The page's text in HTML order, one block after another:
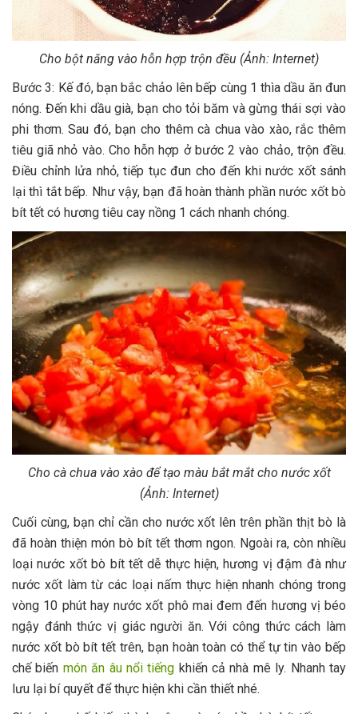
Cho bột năng vào hỗn hợp trộn đều (Ảnh: Internet)
Bước 3: Kế đó, bạn bắc chảo lên bếp cùng 1 thìa dầu ăn đun
nóng. Đến khi dầu già, bạn cho tỏi băm và gừng thái sợi vào
phi thơm. Sau đó, bạn cho thêm cà chua vào xào, rắc thêm
tiêu giã nhỏ vào. Cho hỗn hợp ở bước 2 vào chảo, trộn đều.
Điều chỉnh lửa nhỏ, tiếp tục đun cho đến khi nước xốt sánh
lại thì tắt bếp. Như vậy, bạn đã hoàn thành phần nước xốt bò
bít tết có hương tiêu cay nồng 1 cách nhanh chóng.
Cho cà chua vào xào để tạo màu bắt mắt cho nước xốt
(Ảnh: Internet)
Cuối cùng, bạn chỉ cần cho nước xốt lên trên phần thịt bò là
đã hoàn thiện món bò bít tết thơm ngon. Ngoài ra, còn nhiều
loại nước xốt bò bít tết dễ thực hiện, hương vị đậm đà như
nước xốt làm từ các loại nấm thực hiện nhanh chóng trong
vòng 10 phút hay nước xốt phô mai đem đến hương vị béo
ngậy đánh thức vị giác người ăn. Với công thức cách làm
nước xốt bò bít tết trên, bạn hoàn toàn có thể tự tin vào bếp
chế biến món ăn âu nổi tiếng khiến cả nhà mê ly. Nhanh tay
lưu lại bí quyết để thực hiện khi cần thiết nhé.